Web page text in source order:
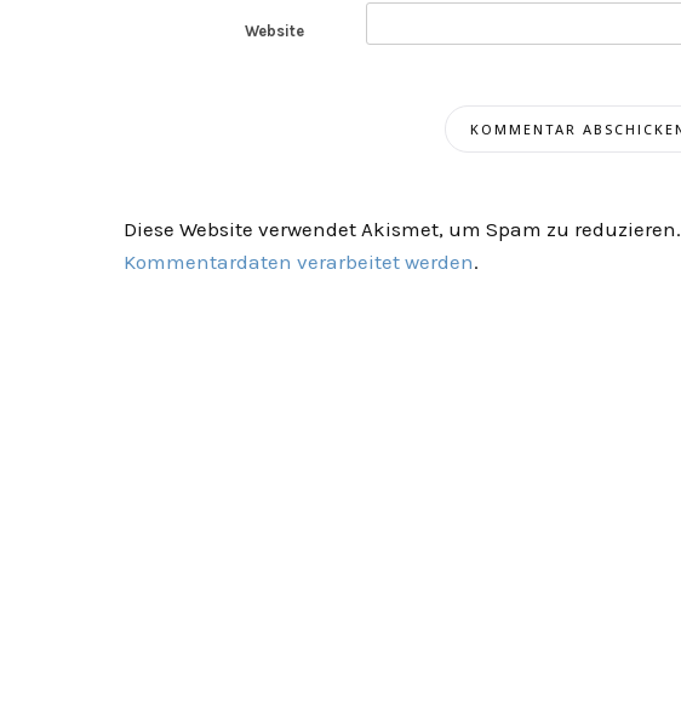
Website
Diese Website verwendet Akismet, um Spam zu reduzieren.
Kommentardaten verarbeitet werden.